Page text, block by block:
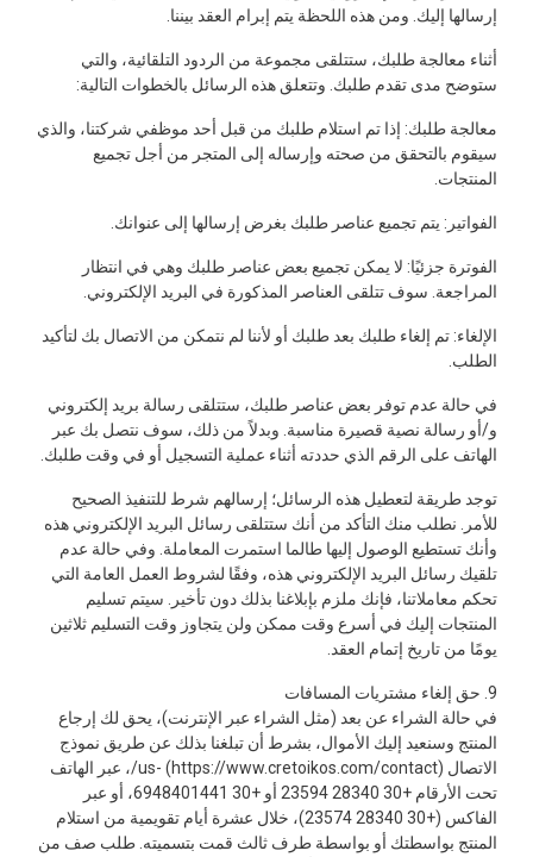
إرسالها إليك. ومن هذه اللحظة يتم إبرام العقد بيننا.
أثناء معالجة طلبك، ستتلقى مجموعة من الردود التلقائية، والتي
ستوضح مدى تقدم طلبك. وتتعلق هذه الرسائل بالخطوات التالية:
معالجة طلبك: إذا تم استلام طلبك من قبل أحد موظفي شركتنا، والذي
سيقوم بالتحقق من صحته وإرساله إلى المتجر من أجل تجميع
المنتجات.
الفواتير: يتم تجميع عناصر طلبك بغرض إرسالها إلى عنوانك.
الفوترة جزئيًا: لا يمكن تجميع بعض عناصر طلبك وهي في انتظار
المراجعة. سوف تتلقى العناصر المذكورة في البريد الإلكتروني.
الإلغاء: تم إلغاء طلبك بعد طلبك أو لأننا لم نتمكن من الاتصال بك لتأكيد
الطلب.
في حالة عدم توفر بعض عناصر طلبك، ستتلقى رسالة بريد إلكتروني
و/أو رسالة نصية قصيرة مناسبة. وبدلاً من ذلك، سوف نتصل بك عبر
الهاتف على الرقم الذي حددته أثناء عملية التسجيل أو في وقت طلبك.
توجد طريقة لتعطيل هذه الرسائل؛ إرسالهم شرط للتنفيذ الصحيح
للأمر. نطلب منك التأكد من أنك ستتلقى رسائل البريد الإلكتروني هذه
وأنك تستطيع الوصول إليها طالما استمرت المعاملة. وفي حالة عدم
تلقيك رسائل البريد الإلكتروني هذه، وفقًا لشروط العمل العامة التي
تحكم معاملاتنا، فإنك ملزم بإبلاغنا بذلك دون تأخير. سيتم تسليم
المنتجات إليك في أسرع وقت ممكن ولن يتجاوز وقت التسليم ثلاثين
يومًا من تاريخ إتمام العقد.
9. حق إلغاء مشتريات المسافات
في حالة الشراء عن بعد (مثل الشراء عبر الإنترنت)، يحق لك إرجاع
المنتج وسنعيد إليك الأموال، بشرط أن تبلغنا بذلك عن طريق نموذج
الاتصال (https://www.cretoikos.com/contact) -us/، عبر الهاتف
تحت الأرقام +30 28340 23594 أو +30 6948401441، أو عبر
الفاكس (+30 28340 23574)، خلال عشرة أيام تقويمية من استلام
المنتج بواسطتك أو بواسطة طرف ثالث قمت بتسميته. طلب صف من